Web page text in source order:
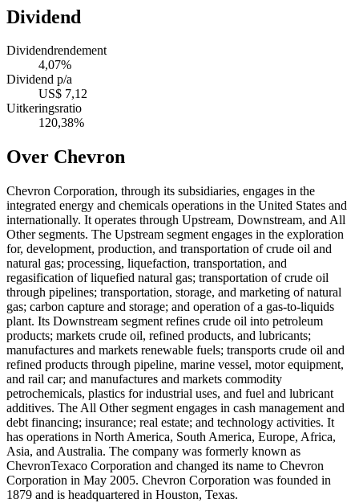
Dividend
Dividendrendement
4,07%
Dividend p/a
US$ 7,12
Uitkeringsratio
120,38%
Over Chevron
Chevron Corporation, through its subsidiaries, engages in the
integrated energy and chemicals operations in the United States and
internationally. It operates through Upstream, Downstream, and All
Other segments. The Upstream segment engages in the exploration
for, development, production, and transportation of crude oil and
natural gas; processing, liquefaction, transportation, and
regasification of liquefied natural gas; transportation of crude oil
through pipelines; transportation, storage, and marketing of natural
gas; carbon capture and storage; and operation of a gas-to-liquids
plant. Its Downstream segment refines crude oil into petroleum
products; markets crude oil, refined products, and lubricants;
manufactures and markets renewable fuels; transports crude oil and
refined products through pipeline, marine vessel, motor equipment,
and rail car; and manufactures and markets commodity
petrochemicals, plastics for industrial uses, and fuel and lubricant
additives. The All Other segment engages in cash management and
debt financing; insurance; real estate; and technology activities. It
has operations in North America, South America, Europe, Africa,
Asia, and Australia. The company was formerly known as
ChevronTexaco Corporation and changed its name to Chevron
Corporation in May 2005. Chevron Corporation was founded in
1879 and is headquartered in Houston, Texas.